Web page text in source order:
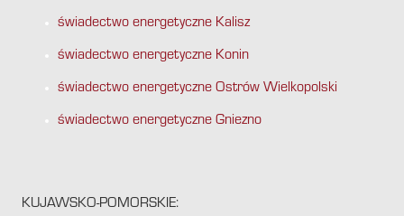
świadectwo energetyczne Kalisz
świadectwo energetyczne Konin
świadectwo energetyczne Ostrów Wielkopolski
świadectwo energetyczne Gniezno
KUJAWSKO-POMORSKIE: